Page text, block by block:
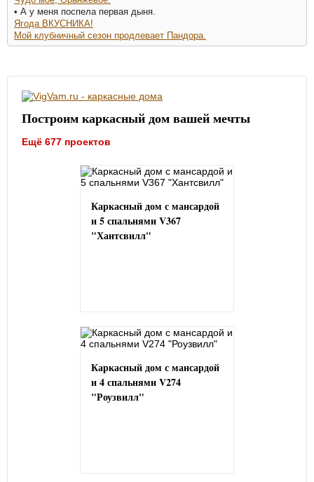
• А у меня поспела первая дыня.
Ягода ВКУСНИКА!
Мой клубничный сезон продлевает Пандора.
Построим каркасный дом вашей мечты
Ещё 677 проектов
Каркасный дом с мансардой
и 5 спальнями V367
"Хантсвилл"
Каркасный дом с мансардой
и 4 спальнями V274
"Роузвилл"